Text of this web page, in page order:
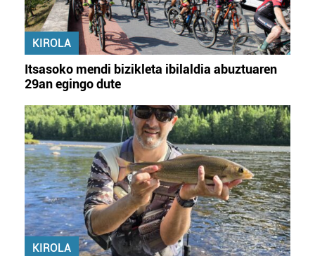
KIROLA
Itsasoko mendi bizikleta ibilaldia abuztuaren
29an egingo dute
KIROLA